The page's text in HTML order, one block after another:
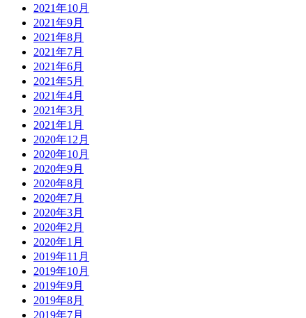
2021年10月
2021年9月
2021年8月
2021年7月
2021年6月
2021年5月
2021年4月
2021年3月
2021年1月
2020年12月
2020年10月
2020年9月
2020年8月
2020年7月
2020年3月
2020年2月
2020年1月
2019年11月
2019年10月
2019年9月
2019年8月
2019年7月